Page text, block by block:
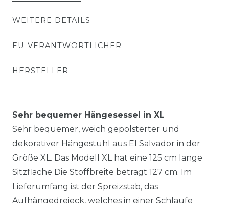
WEITERE DETAILS
EU-VERANTWORTLICHER
HERSTELLER
Sehr bequemer Hängesessel in XL
Sehr bequemer, weich gepolsterter und
dekorativer Hängestuhl aus El Salvador in der
Größe XL. Das Modell XL hat eine 125 cm lange
Sitzfläche Die Stoffbreite beträgt 127 cm. Im
Lieferumfang ist der Spreizstab, das
Aufhängedreieck, welches in einer Schlaufe